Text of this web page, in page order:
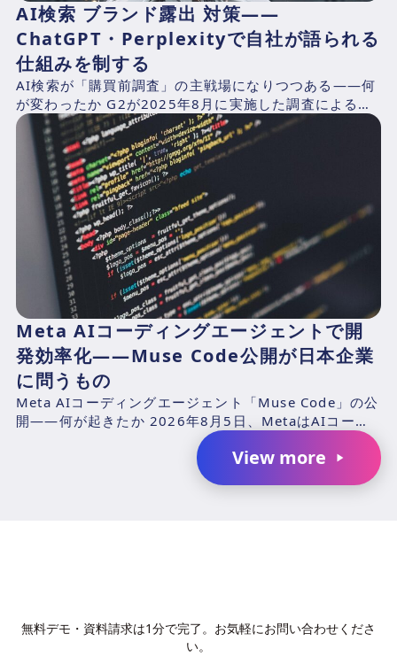
AI検索 ブランド露出 対策——
ChatGPT・Perplexityで自社が語られる
仕組みを制する
AI検索が「購買前調査」の主戦場になりつつある——何
が変わったか G2が2025年8月に実施した調査による
と、B2Bソフトウェアバイヤーの87%がAIチャットボ...
Meta AIコーディングエージェントで開
発効率化——Muse Code公開が日本企業
に問うもの
Meta AIコーディングエージェント「Muse Code」の公
開——何が起きたか 2026年8月5日、MetaはAIコーデ
ィングエージェント「Muse Cod...
View more
無料デモ・資料請求は1分で完了。お気軽にお問い合わせくださ
い。